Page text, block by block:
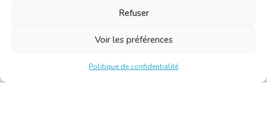
Refuser
Voir les préférences
Politique de confidentialité